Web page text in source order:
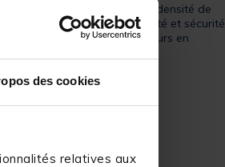
des cookies
relatives aux
hydrophobe noire d’une densité de
une grande longévité et sécurité
choix parfait pour les pêcheurs en